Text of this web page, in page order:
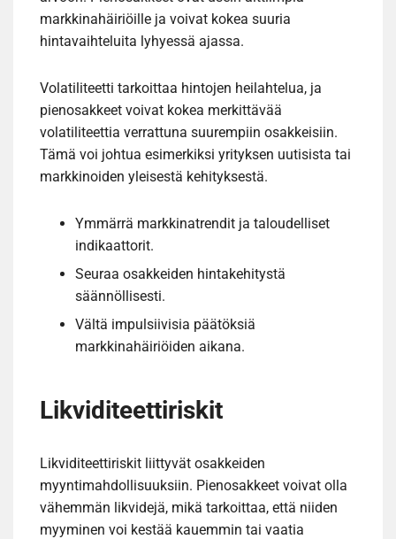
markkinahäiriöille ja voivat kokea suuria
hintavaihteluita lyhyessä ajassa.
Volatiliteetti tarkoittaa hintojen heilahtelua, ja
pienosakkeet voivat kokea merkittävää
volatiliteettia verrattuna suurempiin osakkeisiin.
Tämä voi johtua esimerkiksi yrityksen uutisista tai
markkinoiden yleisestä kehityksestä.
Ymmärrä markkinatrendit ja taloudelliset
indikaattorit.
Seuraa osakkeiden hintakehitystä
säännöllisesti.
Vältä impulsiivisia päätöksiä
markkinahäiriöiden aikana.
Likviditeettiriskit
Likviditeettiriskit liittyvät osakkeiden
myyntimahdollisuuksiin. Pienosakkeet voivat olla
vähemmän likvidejä, mikä tarkoittaa, että niiden
myyminen voi kestää kauemmin tai vaatia